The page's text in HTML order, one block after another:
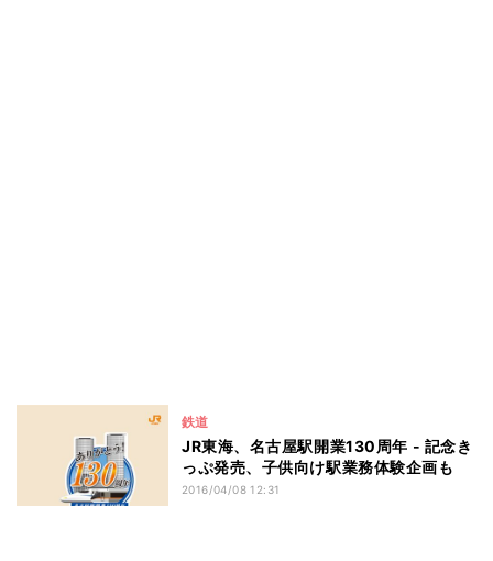
鉄道
JR東海、名古屋駅開業130周年 - 記念き
っぷ発売、子供向け駅業務体験企画も
2016/04/08 12:31